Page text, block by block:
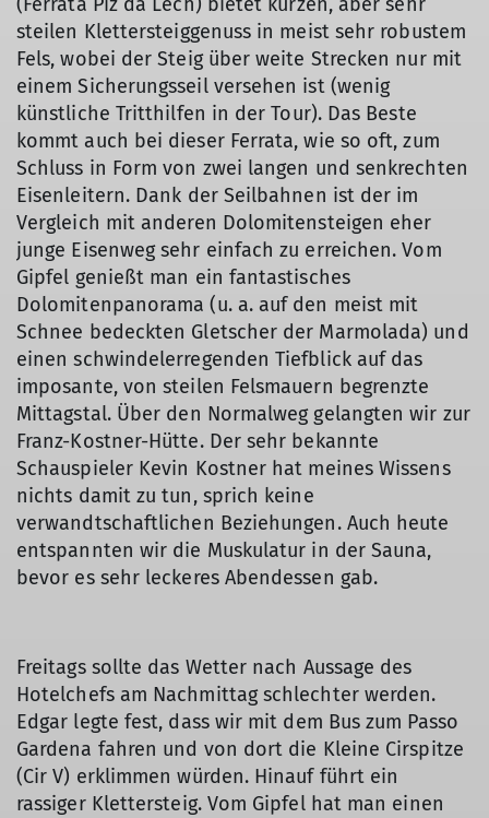
steilen Klettersteiggenuss in meist sehr robustem
Fels, wobei der Steig über weite Strecken nur mit
einem Sicherungsseil versehen ist (wenig
künstliche Tritthilfen in der Tour). Das Beste
kommt auch bei dieser Ferrata, wie so oft, zum
Schluss in Form von zwei langen und senkrechten
Eisenleitern. Dank der Seilbahnen ist der im
Vergleich mit anderen Dolomitensteigen eher
junge Eisenweg sehr einfach zu erreichen. Vom
Gipfel genießt man ein fantastisches
Dolomitenpanorama (u. a. auf den meist mit
Schnee bedeckten Gletscher der Marmolada) und
einen schwindelerregenden Tiefblick auf das
imposante, von steilen Felsmauern begrenzte
Mittagstal. Über den Normalweg gelangten wir zur
Franz-Kostner-Hütte. Der sehr bekannte
Schauspieler Kevin Kostner hat meines Wissens
nichts damit zu tun, sprich keine
verwandtschaftlichen Beziehungen. Auch heute
entspannten wir die Muskulatur in der Sauna,
bevor es sehr leckeres Abendessen gab.
Freitags sollte das Wetter nach Aussage des
Hotelchefs am Nachmittag schlechter werden.
Edgar legte fest, dass wir mit dem Bus zum Passo
Gardena fahren und von dort die Kleine Cirspitze
(Cir V) erklimmen würden. Hinauf führt ein
rassiger Klettersteig. Vom Gipfel hat man einen